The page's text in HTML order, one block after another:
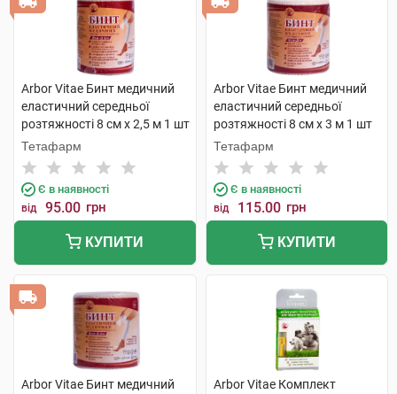
Arbor Vitae Бинт медичний
еластичний середньої
розтяжності 8 см х 2,5 м 1 шт
Тетафарм
Є в наявності
від 95.00 грн
КУПИТИ
Arbor Vitae Бинт медичний
еластичний середньої
розтяжності 8 см х 3 м 1 шт
Тетафарм
Є в наявності
від 115.00 грн
КУПИТИ
Arbor Vitae Бинт медичний
Arbor Vitae Комплект